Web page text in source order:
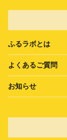
ふるラボとは
よくあるご質問
お知らせ